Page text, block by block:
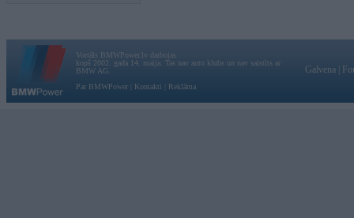
Vortāls BMWPower.lv darbojas
kopš 2002. gada 14. maija. Tas nav auto klubs un nav saistīts ar
BMW AG.
Par BMWPower
Kontakti Reklāma
Galvena